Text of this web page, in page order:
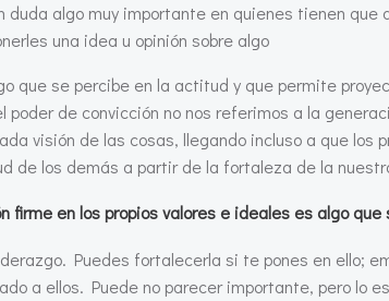
algo muy importante en quienes tienen
una idea u opinión sobre algo
que se percibe en la actitud y que permite
de convicción no nos referimos a la
visión de las cosas, llegando incluso a que los
de los demás a partir de la fortaleza de la
firme en los propios valores e ideales es algo
Puedes fortalecerla si te pones en ello;
a ellos. Puede no parecer importante, pero lo